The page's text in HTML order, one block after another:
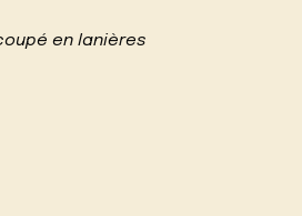
en lanières